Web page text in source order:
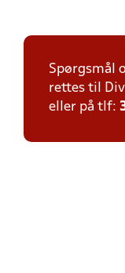
Spørgsmål
rettes til
eller på tlf: